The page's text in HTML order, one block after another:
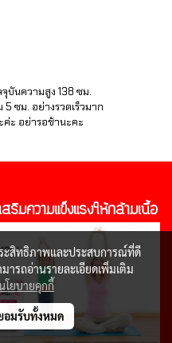
บันความสูง 138 ซม.
ซม. อย่างรวดเร็วมาก
ะ อย่ารอช้านะคะ
มความแข็งแรงให้กล้ามเนื้อ
ะสิทธิภาพและประสบการณ์ที่ดี
ารถอ่านรายละเอียดเพิ่มเติม
โยบายคุกกี้
อมรับทั้งหมด